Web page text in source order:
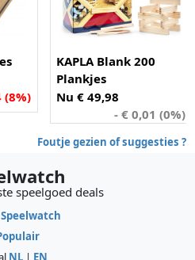
(8%)
KAPLA Blank 200
Plankjes
Nu € 49,98
- € 0,01 (0%)
Foutje gezien of suggesties ?
speelgoed deals
NL| EN